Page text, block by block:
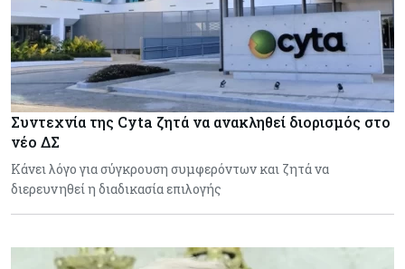
Συντεχνία της Cyta ζητά να ανακληθεί διορισμός στο
νέο ΔΣ
Κάνει λόγο για σύγκρουση συμφερόντων και ζητά να
διερευνηθεί η διαδικασία επιλογής